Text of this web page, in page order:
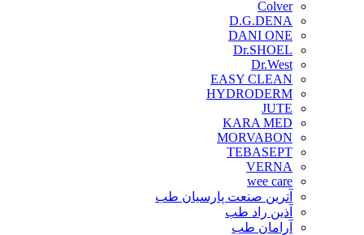
Colver
D.G.DENA
DANI ONE
Dr.SHOEL
Dr.West
EASY CLEAN
HYDRODERM
JUTE
KARA MED
MORVABON
TEBASEPT
VERNA
wee care
آترین صنعت پارسیان طب
آذین راد طب
آرامان طب